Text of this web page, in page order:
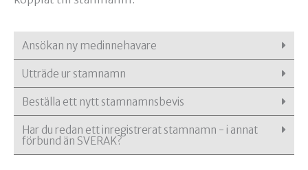
Ansökan ny medinnehavare
Utträde ur stamnamn
Beställa ett nytt stamnamnsbevis
Har du redan ett inregistrerat stamnamn - i annat
förbund än SVERAK?